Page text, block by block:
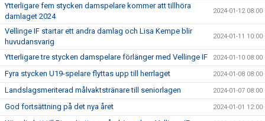
Ytterligare fem stycken damspelare kommer att tillhöra
damlaget 2024
2024-01-12 08:00
Vellinge IF startar ett andra damlag och Lisa Kempe blir
huvudansvarig
2024-01-11 10:00
Ytterligare tre stycken damspelare förlänger med Vellinge IF 2024-01-10 08:00
Fyra stycken U19-spelare flyttas upp till herrlaget 2024-01-08 08:00
Landslagsmeriterad målvaktstränare till seniorlagen 2024-01-07 08:00
God fortsättning på det nya året 2024-01-01 12:00